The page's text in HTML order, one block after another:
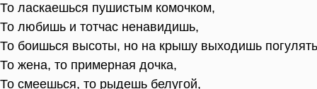
То ласкаешься пушистым комочком,
То любишь и тотчас ненавидишь,
То боишься высоты, но на крышу выходишь
То жена, то примерная дочка,
То смеешься, то рыдешь белугой,